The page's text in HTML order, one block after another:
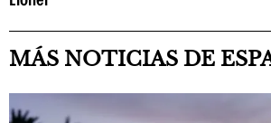
MÁS NOTICIAS DE